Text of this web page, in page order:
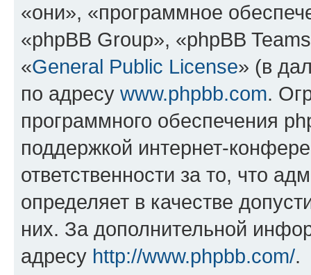
«они», «программное
«phpBB Group», «phpBB
«General Public License» (в
по адресу www.phpbb.com.
программного обеспечения
поддержкой интернет-
ответственности за то, что
определяет в качестве
них. За дополнительной
адресу http://www.phpbb.com/.